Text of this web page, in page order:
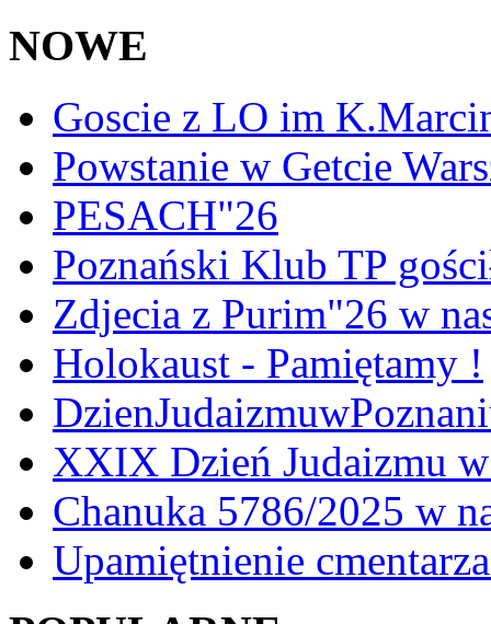
NOWE
Goscie z LO im
Powstanie w Getcie
PESACH"26
Poznański Klub TP
Zdjecia z Purim"26 w
Holokaust - Pamiętamy !
XXIX Dzień Judaizmu
Chanuka 5786/2025 w
Upamiętnienie